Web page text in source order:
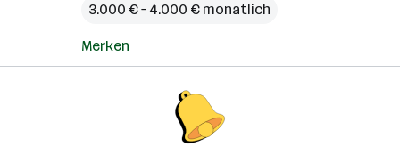
3.000 € – 4.000 € monatlich
Merken